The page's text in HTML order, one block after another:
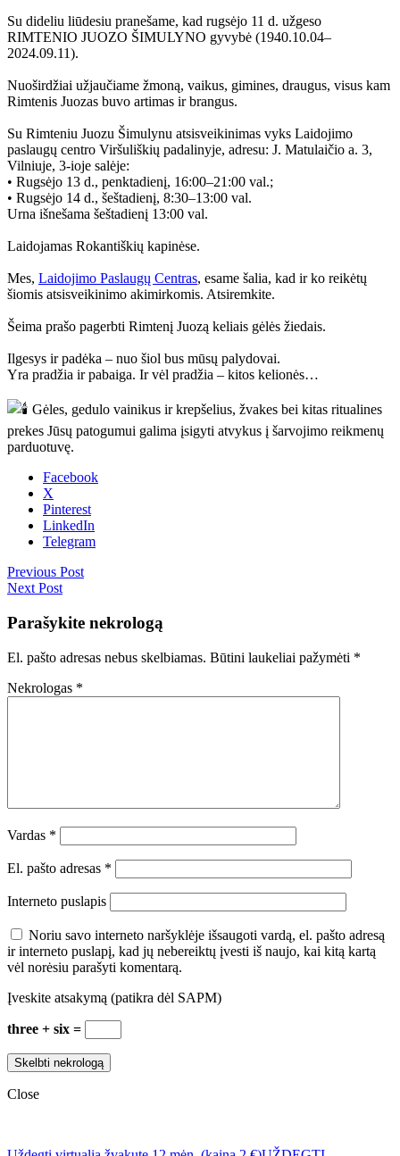
Su dideliu liūdesiu pranešame, kad rugsėjo 11 d. užgeso
RIMTENIO JUOZO ŠIMULYNO gyvybė (1940.10.04–
2024.09.11).
Nuoširdžiai užjaučiame žmoną, vaikus, gimines, draugus, visus kam
Rimtenis Juozas buvo artimas ir brangus.
Su Rimteniu Juozu Šimulynu atsisveikinimas vyks Laidojimo
paslaugų centro Viršuliškių padalinyje, adresu: J. Matulaičio a. 3,
Vilniuje, 3-ioje salėje:
• Rugsėjo 13 d., penktadienį, 16:00–21:00 val.;
• Rugsėjo 14 d., šeštadienį, 8:30–13:00 val.
Urna išnešama šeštadienį 13:00 val.
Laidojamas Rokantiškių kapinėse.
Mes, Laidojimo Paslaugų Centras, esame šalia, kad ir ko reikėtų
šiomis atsisveikinimo akimirkomis. Atsiremkite.
Šeima prašo pagerbti Rimtenį Juozą keliais gėlės žiedais.
Ilgesys ir padėka – nuo šiol bus mūsų palydovai.
Yra pradžia ir pabaiga. Ir vėl pradžia – kitos kelionės…
Gėles, gedulo vainikus ir krepšelius, žvakes bei kitas ritualines
prekes Jūsų patogumui galima įsigyti atvykus į šarvojimo reikmenų
parduotuvę.
Facebook
X
Pinterest
LinkedIn
Telegram
Previous Post
Next Post
Parašykite nekrologą
El. pašto adresas nebus skelbiamas. Būtini laukeliai pažymėti *
Nekrologas *
Vardas *
El. pašto adresas *
Interneto puslapis
Noriu savo interneto naršyklėje išsaugoti vardą, el. pašto adresą
ir interneto puslapį, kad jų nebereiktų įvesti iš naujo, kai kitą kartą
vėl norėsiu parašyti komentarą.
Įveskite atsakymą (patikra dėl SAPM)
three + six =
Close